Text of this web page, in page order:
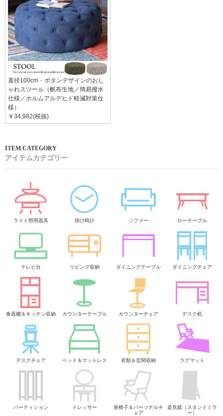
直径100cm・ボタンデザインのおし
ゃれスツール（帆布生地／簡易撥水
仕様／ホルムアルデヒド軽減対策仕
様）
￥34,982(税抜)
アイテムカテゴリー
ライト照明器具 掛け時計 ソファー ローテーブル
テレビ台 リビング収納 ダイニングテーブル ダイニングチェア
食器棚＆キッチン収納 カウンターテーブル カウンターチェア デスク机
デスクチェア ベッド＆マットレス 衣類＆玄関収納 ラグマット
パーティション ドレッサー
座椅子＆パーソナルチ
ェア
姿見鏡（スタンドミラ
ー）